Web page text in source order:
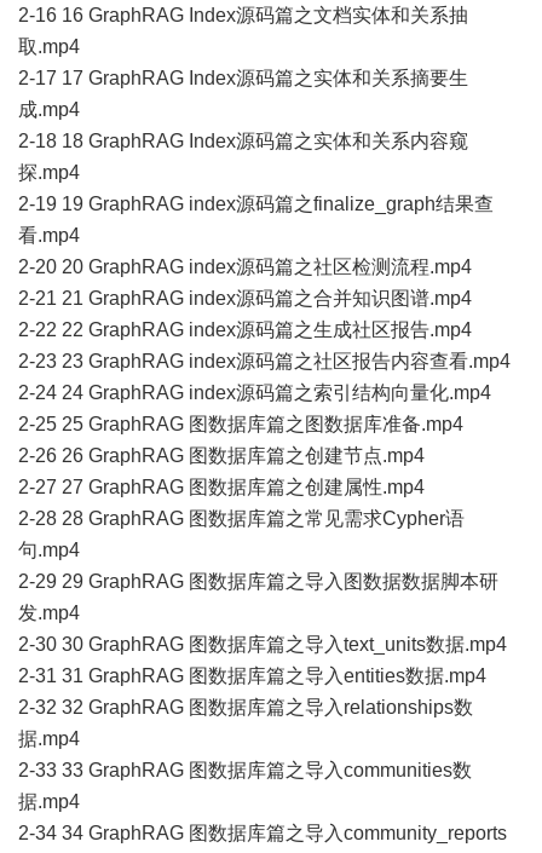
2-16 16 GraphRAG Index源码篇之文档实体和关系抽
取.mp4
2-17 17 GraphRAG Index源码篇之实体和关系摘要生
成.mp4
2-18 18 GraphRAG Index源码篇之实体和关系内容窥
探.mp4
2-19 19 GraphRAG index源码篇之finalize_graph结果查
看.mp4
2-20 20 GraphRAG index源码篇之社区检测流程.mp4
2-21 21 GraphRAG index源码篇之合并知识图谱.mp4
2-22 22 GraphRAG index源码篇之生成社区报告.mp4
2-23 23 GraphRAG index源码篇之社区报告内容查看.mp4
2-24 24 GraphRAG index源码篇之索引结构向量化.mp4
2-25 25 GraphRAG 图数据库篇之图数据库准备.mp4
2-26 26 GraphRAG 图数据库篇之创建节点.mp4
2-27 27 GraphRAG 图数据库篇之创建属性.mp4
2-28 28 GraphRAG 图数据库篇之常见需求Cypher语
句.mp4
2-29 29 GraphRAG 图数据库篇之导入图数据数据脚本研
发.mp4
2-30 30 GraphRAG 图数据库篇之导入text_units数据.mp4
2-31 31 GraphRAG 图数据库篇之导入entities数据.mp4
2-32 32 GraphRAG 图数据库篇之导入relationships数
据.mp4
2-33 33 GraphRAG 图数据库篇之导入communities数
据.mp4
2-34 34 GraphRAG 图数据库篇之导入community_reports